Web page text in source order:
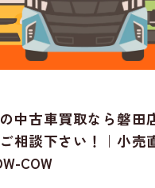
中古車買取なら磐田
相談下さい！｜小売
COW